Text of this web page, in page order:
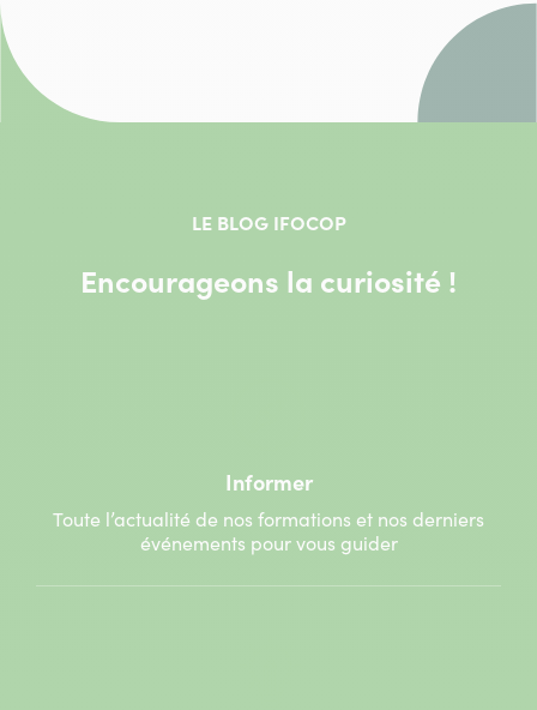
LE BLOG IFOCOP
Encourageons la curiosité !
Informer
Toute l’actualité de nos formations et nos derniers
événements pour vous guider